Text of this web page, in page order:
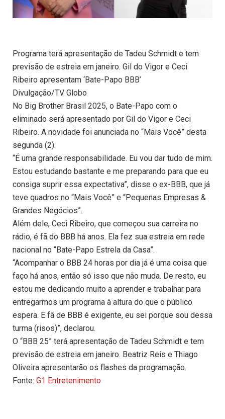
Programa terá apresentação de Tadeu Schmidt e tem
previsão de estreia em janeiro. Gil do Vigor e Ceci
Ribeiro apresentam ‘Bate-Papo BBB’
Divulgação/TV Globo
No Big Brother Brasil 2025, o Bate-Papo com o
eliminado será apresentado por Gil do Vigor e Ceci
Ribeiro. A novidade foi anunciada no “Mais Você” desta
segunda (2).
“É uma grande responsabilidade. Eu vou dar tudo de mim.
Estou estudando bastante e me preparando para que eu
consiga suprir essa expectativa”, disse o ex-BBB, que já
teve quadros no “Mais Você” e “Pequenas Empresas &
Grandes Negócios”.
Além dele, Ceci Ribeiro, que começou sua carreira no
rádio, é fã do BBB há anos. Ela fez sua estreia em rede
nacional no “Bate-Papo Estrela da Casa”.
“Acompanhar o BBB 24 horas por dia já é uma coisa que
faço há anos, então só isso que não muda. De resto, eu
estou me dedicando muito a aprender e trabalhar para
entregarmos um programa à altura do que o público
espera. E fã de BBB é exigente, eu sei porque sou dessa
turma (risos)”, declarou.
O “BBB 25” terá apresentação de Tadeu Schmidt e tem
previsão de estreia em janeiro. Beatriz Reis e Thiago
Oliveira apresentarão os flashes da programação.
Fonte: G1 Entretenimento